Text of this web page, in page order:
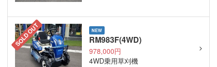
SOLD OUT NEW
RM983F(4WD)
978,000円
4WD乗用草刈機